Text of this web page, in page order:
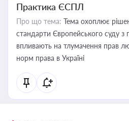
Практика ЄСПЛ
Про що тема: Тема охоплює
стандарти Європейського суду з
впливають на тлумачення прав
норм права в Україні